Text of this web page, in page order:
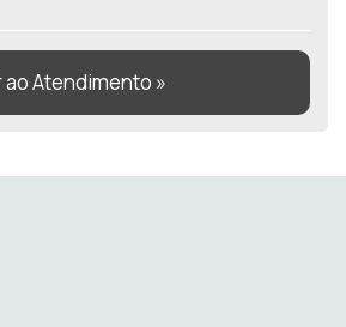
ao Atendimento »